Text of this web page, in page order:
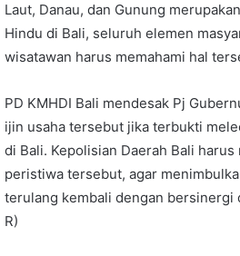
Laut, Danau, dan Gunung
Hindu di Bali, seluruh elemen
wisatawan harus memahami hal
PD KMHDI Bali mendesak Pj
ijin usaha tersebut jika terbukti
di Bali. Kepolisian Daerah Bali harus
peristiwa tersebut, agar
terulang kembali dengan bersinergi
R)